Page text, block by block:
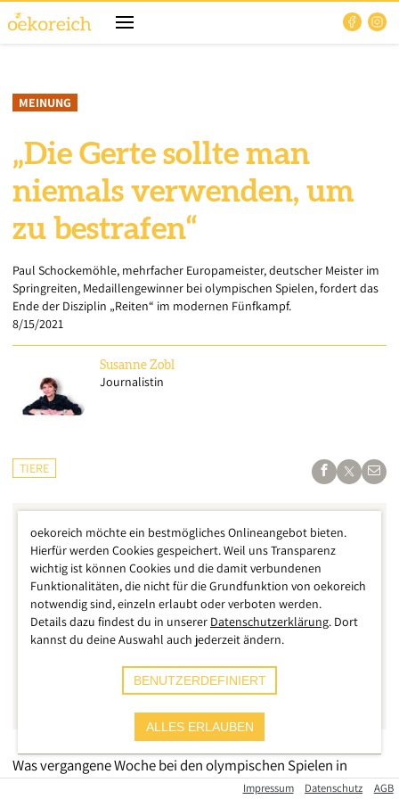
MEINUNG
„Die Gerte sollte man
niemals verwenden, um
zu bestrafen“
Paul Schockemöhle, mehrfacher Europameister, deutscher Meister im
Springreiten, Medaillengewinner bei olympischen Spielen, fordert das
Ende der Disziplin „Reiten“ im modernen Fünfkampf.
8/15/2021
Susanne Zobl
Journalistin
TIERE
Was vergangene Woche bei den olympischen Spielen in
Japan grausame Wirklichkeit war, darf sich nicht
Impressum Datenschutz AGB
oekoreich möchte ein bestmögliches Onlineangebot bieten.
Hierfür werden Cookies gespeichert. Weil uns Transparenz
wichtig ist können Cookies und die damit verbundenen
Funktionalitäten, die nicht für die Grundfunktion von oekoreich
notwendig sind, einzeln erlaubt oder verboten werden.
Details dazu findest du in unserer Datenschutzerklärung. Dort
kannst du deine Auswahl auch jederzeit ändern.
BENUTZERDEFINIERT
ALLES ERLAUBEN